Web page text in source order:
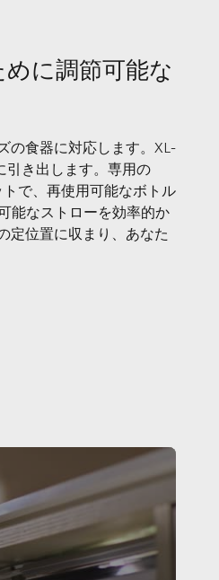
に調節可能な
の食器に対応します。XL-
引き出します。専用の
で、再使用可能なボトル
能なストローを効率的か
定位置に収まり、あなた